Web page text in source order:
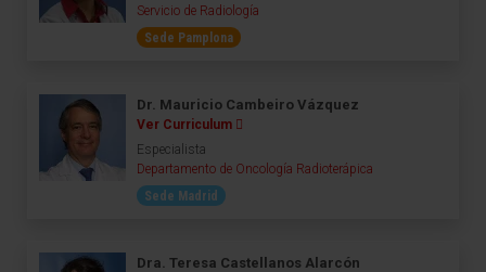
Servicio de Radiología
Sede Pamplona
Dr. Mauricio Cambeiro Vázquez
Ver Curriculum
Especialista
Departamento de Oncología Radioterápica
Sede Madrid
Dra. Teresa Castellanos Alarcón